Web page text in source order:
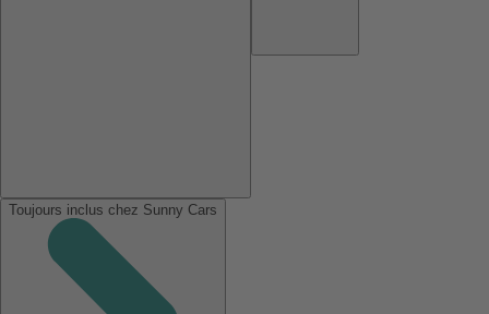
Toujours inclus chez Sunny Cars